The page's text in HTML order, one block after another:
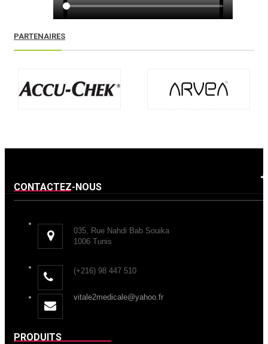
PARTENAIRES
CONTACTEZ-NOUS
035, Rue Nahdi Bab Souika
1006 Tunis
(+216) 98 447 510
vitale2medicale@yahoo.fr
PRODUITS